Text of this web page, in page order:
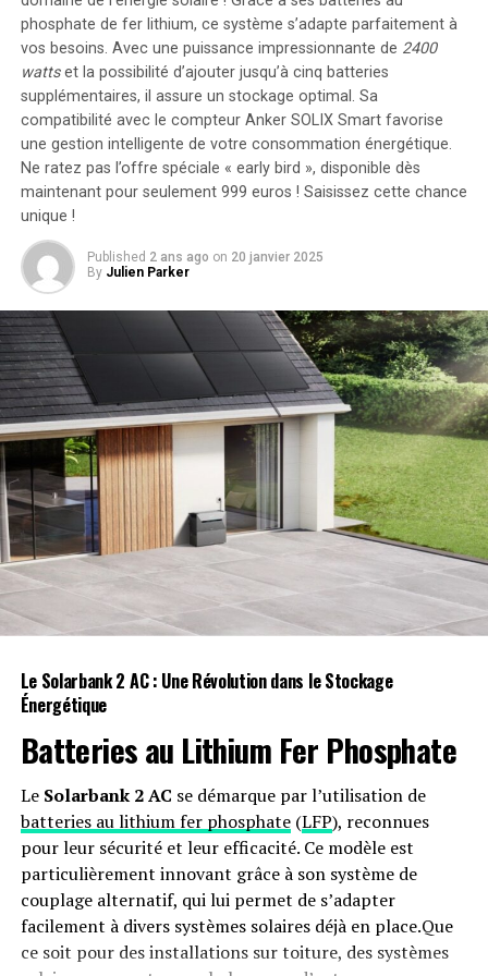
pour atteindre les objectifs du club et qu’ils sont
impatients de collaborer pour réaliser le succès attendu.
À Suivre
Une Séance d’Entraînement
Les Reds ont intensifié leurs préparatifs pour la
d’entraînement dynamique.
Visite des Nouvelles Recrues
Les nouvelles recrues Matthijs de Ligt et Noussair
Mazraoui ont visité leur nouveau domicile,
marquant le début de leur aventure avec le club.
Premiers Entraînements en
Équipe
Les deux joueurs ont également été vus en train
de s’entraîner avec leurs coéquipiers pour la
première fois, s’intégrant rapidement dans
l’équipe.
RELATED TOPICS: AVENTURE CONTRAT
FERNANDES
FOOTBALL
PROLONGATION
UP NEXT
Ko! Ko! Kona ? L’attrait de la Grande Île pousse Sam
Long à faire demi-tour pour le IRONMAN de Francfort !
DON'T MISS
Mateusz Gamrot déclare que sa victoire sur Dan Hooker
phosphate de fer lithium, ce système s’adapte parfaitement à
vos besoins. Avec une puissance impressionnante de 2400
wattset la possibilité d’ajouter jusqu’à cinq batteries
supplémentaires, il assure un stockage optimal. Sa
compatibilité avec le compteur Anker SOLIX Smart favorise
une gestion intelligente de votre consommation énergétique.
Ne ratez pas l’offre spéciale « early bird », disponible dès
maintenant pour seulement 999 euros ! Saisissez cette chance
unique !
Published 2 ans ago on 20 janvier 2025
By Julien Parker
Le Solarbank 2 AC : Une Révolution dans le Stockage
Énergétique
Batteries au Lithium Fer Phosphate
Le Solarbank 2 AC se démarque par l’utilisation de
batteries au lithium fer phosphate(LFP), reconnues
pour leur sécurité et leur efficacité. Ce modèle est
particulièrement innovant grâce à son système de
couplage alternatif, qui lui permet de s’adapter
facilement à divers systèmes solaires déjà en place.Que
ce soit pour des installations sur toiture, des systèmes